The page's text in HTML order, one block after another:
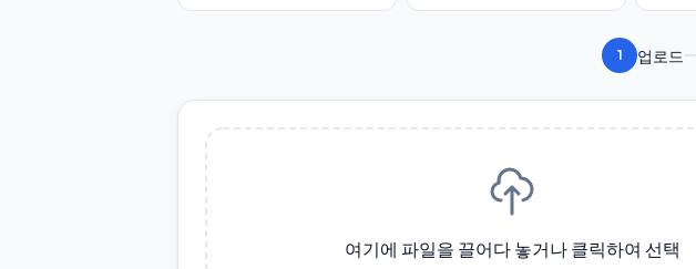
1 업로드
여기에 파일을 끌어다 놓거나 클릭하여 선택